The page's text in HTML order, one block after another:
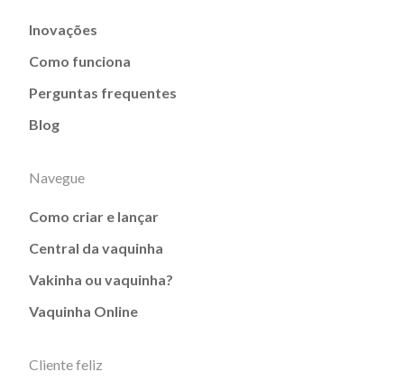
Inovações
Como funciona
Perguntas frequentes
Blog
Navegue
Como criar e lançar
Central da vaquinha
Vakinha ou vaquinha?
Vaquinha Online
Cliente feliz